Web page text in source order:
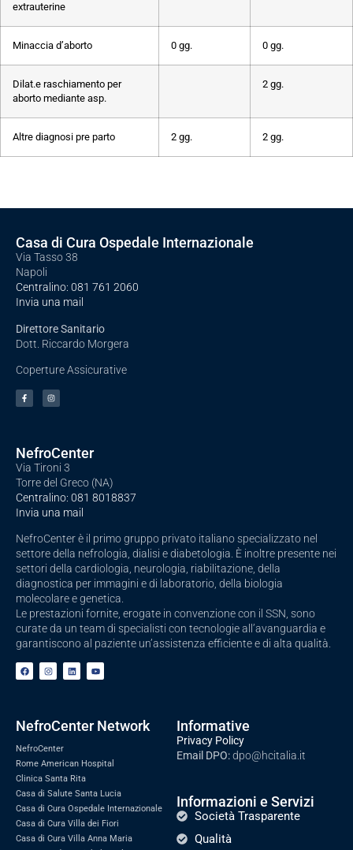
extrauterine
Minaccia d’aborto 0 gg. 0 gg.
Dilat.e raschiamento per
aborto mediante asp.
2 gg.
Altre diagnosi pre parto 2 gg. 2 gg.
Casa di Cura Ospedale Internazionale
Via Tasso 38
Napoli
Centralino: 081 761 2060
Invia una mail
Direttore Sanitario
Dott. Riccardo Morgera
Coperture Assicurative
NefroCenter
Via Tironi 3
Torre del Greco (NA)
Centralino: 081 8018837
Invia una mail
NefroCenter è il primo gruppo privato italiano specializzato nel
settore della nefrologia, dialisi e diabetologia. È inoltre presente nei
settori della cardiologia, neurologia, riabilitazione, della
diagnostica per immagini e di laboratorio, della biologia
molecolare e genetica.
Le prestazioni fornite, erogate in convenzione con il SSN, sono
curate da un team di specialisti con tecnologie all’avanguardia e
garantiscono al paziente un’assistenza efficiente e di alta qualità.
NefroCenter Network
NefroCenter
Rome American Hospital
Clinica Santa Rita
Casa di Salute Santa Lucia
Casa di Cura Ospedale Internazionale
Casa di Cura Villa dei Fiori
Casa di Cura Villa Anna Maria
Informative
Privacy Policy
Email DPO:dpo@hcitalia.it
Informazioni e Servizi
Società Trasparente
Qualità